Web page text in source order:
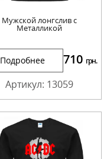
Мужской лонгслив с
Металликой
Подробнее 710 грн.
Артикул: 13059